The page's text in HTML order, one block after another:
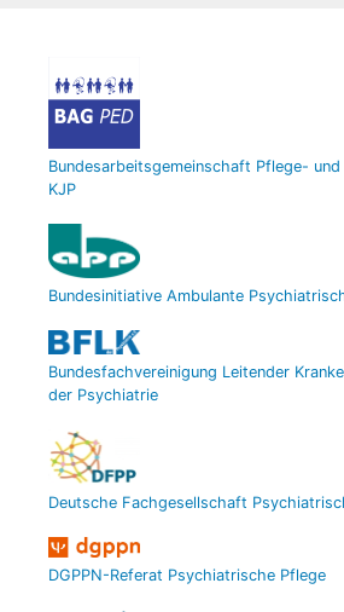
Bundesarbeitsgemeinschaft Pflege-
KJP
Bundesinitiative Ambulante
Bundesfachvereinigung Leitender
der Psychiatrie
Deutsche Fachgesellschaft
DGPPN-Referat Psychiatrische Pflege